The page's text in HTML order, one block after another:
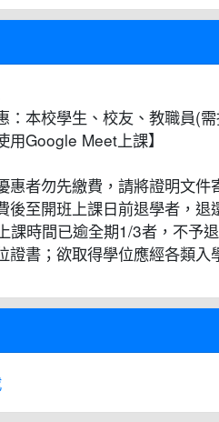
：本校學生、校友、教職員(
用Google Meet上課】
惠者勿先繳費，請將證明文
後至開班上課日前退學者，退
課時間已逾全期1/3者，不予
證書；欲取得學位應經各類入